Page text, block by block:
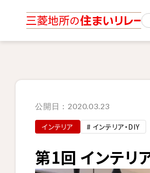
公開日： 2020.03.23
インテリア # インテリア・DIY
第1回 インテリ